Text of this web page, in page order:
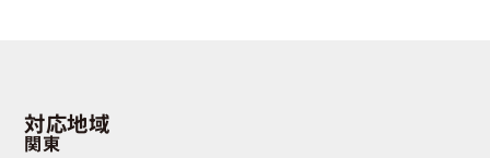
対応地域
関東